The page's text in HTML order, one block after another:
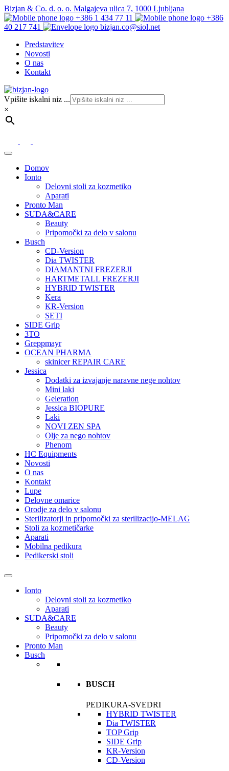
Bizjan & Co. d. o. o. Malgajeva ulica 7, 1000 Ljubljana
+386 1 434 77 11
+386
40 217 741
bizjan.co@siol.net
Predstavitev
Novosti
O nas
Kontakt
Vpišite iskalni niz ...
×
Domov
Ionto
Delovni stoli za kozmetiko
Aparati
Pronto Man
SUDA&CARE
Beauty
Pripomočki za delo v salonu
Busch
CD-Version
Dia TWISTER
DIAMANTNI FREZERJI
HARTMETALL FREZERJI
HYBRID TWISTER
Kera
KR-Version
SETI
SIDE Grip
3TO
Greppmayr
OCEAN PHARMA
skinicer REPAIR CARE
Jessica
Dodatki za izvajanje naravne nege nohtov
Mini laki
Geleration
Jessica BIOPURE
Laki
NOVI ZEN SPA
Olje za nego nohtov
Phenom
HC Equipments
Novosti
O nas
Kontakt
Lupe
Delovne omarice
Orodje za delo v salonu
Sterilizatorji in pripomočki za sterilizacijo-MELAG
Stoli za kozmetičarke
Aparati
Mobilna pedikura
Pedikerski stoli
Ionto
Delovni stoli za kozmetiko
Aparati
SUDA&CARE
Beauty
Pripomočki za delo v salonu
Pronto Man
Busch
BUSCH
PEDIKURA-SVEDRI
HYBRID TWISTER
Dia TWISTER
TOP Grip
SIDE Grip
KR-Version
CD-Version